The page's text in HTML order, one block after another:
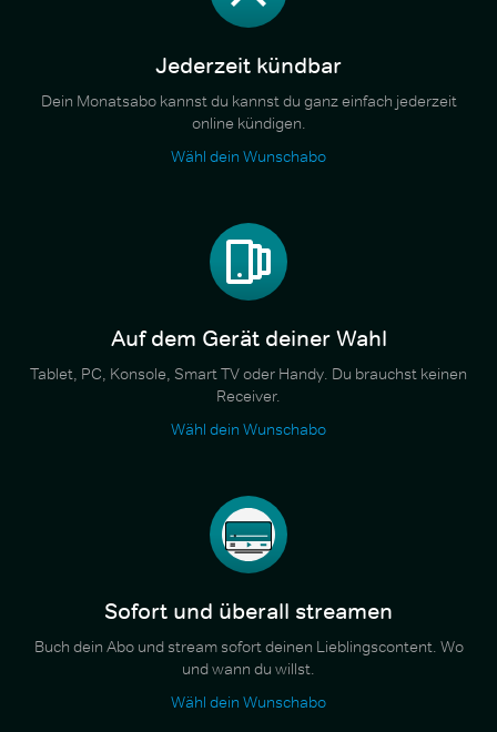
Jederzeit kündbar
Dein Monatsabo kannst du kannst du ganz einfach jederzeit
online kündigen.
Wähl dein Wunschabo
Auf dem Gerät deiner Wahl
Tablet, PC, Konsole, Smart TV oder Handy. Du brauchst keinen
Receiver.
Wähl dein Wunschabo
Sofort und überall streamen
Buch dein Abo und stream sofort deinen Lieblingscontent. Wo
und wann du willst.
Wähl dein Wunschabo